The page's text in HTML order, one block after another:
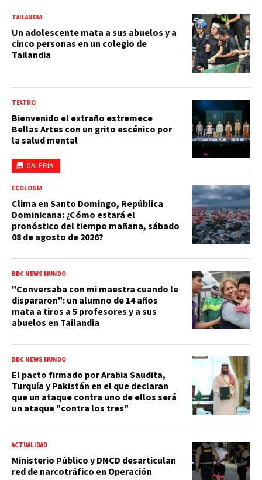
TAILANDIA
Un adolescente mata a sus abuelos y a
cinco personas en un colegio de
Tailandia
GALERÍA
TEATRO
Bienvenido el extraño estremece
Bellas Artes con un grito escénico por
la salud mental
ECOLOGÍA
Clima en Santo Domingo, República
Dominicana: ¿Cómo estará el
pronóstico del tiempo mañana, sábado
08 de agosto de 2026?
BBC NEWS MUNDO
"Conversaba con mi maestra cuando le
dispararon": un alumno de 14 años
mata a tiros a 5 profesores y a sus
abuelos en Tailandia
BBC NEWS MUNDO
El pacto firmado por Arabia Saudita,
Turquía y Pakistán en el que declaran
que un ataque contra uno de ellos será
un ataque "contra los tres"
ACTUALIDAD
Ministerio Público y DNCD desarticulan
red de narcotráfico en Operación